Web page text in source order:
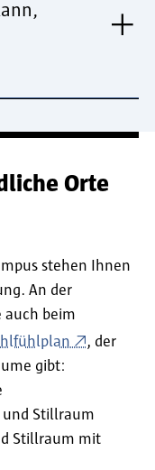
Orte
stehen Ihnen
An der
auch beim
, der
gibt:
Stillraum
Stillraum mit